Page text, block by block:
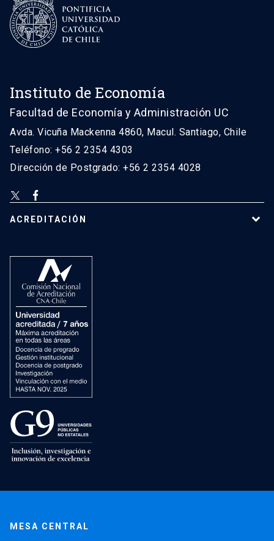
Instituto de Economía
Facultad de Economía y Administración UC
Avda. Vicuña Mackenna 4860, Macul. Santiago, Chile
Teléfono: +56 2 2354 4303
Dirección de Postgrado: +56 2 2354 4028
ACREDITACIÓN
MESA CENTRAL